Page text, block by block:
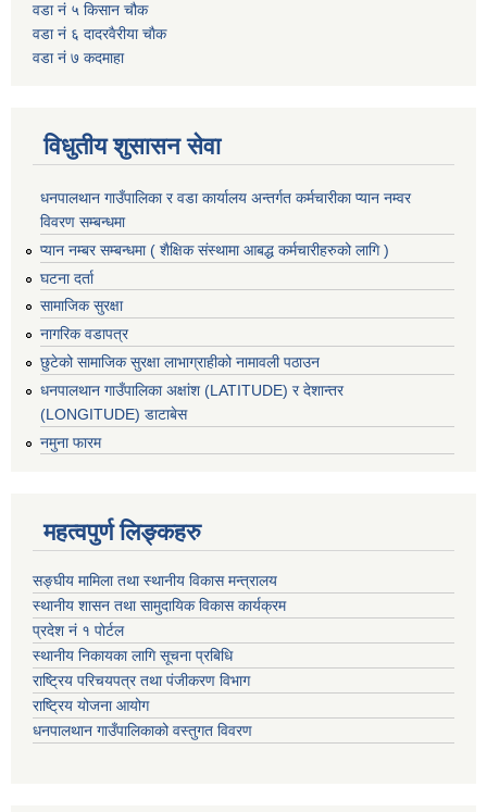
वडा नं ५ किसान चौक
वडा नं ६ दादरवैरीया चाैक
वडा नं ७ कदमाहा
विधुतीय शुसासन सेवा
धनपालथान गाउँपालिका र वडा कार्यालय अन्तर्गत कर्मचारीका प्यान नम्वर
विवरण सम्बन्धमा
प्यान नम्बर सम्बन्धमा ( शैक्षिक संस्थामा आबद्ध कर्मचारीहरुको लागि )
घटना दर्ता
सामाजिक सुरक्षा
नागरिक वडापत्र
छुटेको सामाजिक सुरक्षा लाभाग्राहीको नामावली पठाउन
धनपालथान गाउँपालिका अक्षांश (LATITUDE) र देशान्तर
(LONGITUDE) डाटाबेस
नमुना फारम
महत्वपुर्ण लिङ्कहरु
सङ्घीय मामिला तथा स्थानीय विकास मन्त्रालय
स्थानीय शासन तथा सामुदायिक विकास कार्यक्रम
प्रदेश नं १ पोर्टल
स्थानीय निकायका लागि सूचना प्रबिधि
राष्ट्रिय परिचयपत्र तथा पंजीकरण विभाग
राष्ट्रिय योजना आयोग
धनपालथान गाउँपालिकाको वस्तुगत विवरण